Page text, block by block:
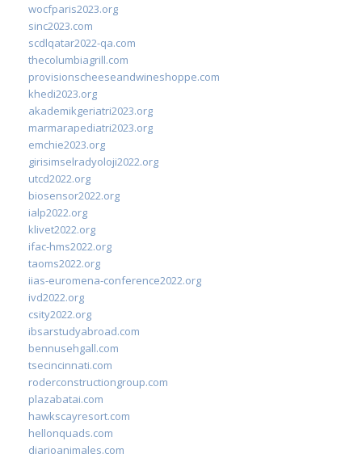
wocfparis2023.org
sinc2023.com
scdlqatar2022-qa.com
thecolumbiagrill.com
provisionscheeseandwineshoppe.com
khedi2023.org
akademikgeriatri2023.org
marmarapediatri2023.org
emchie2023.org
girisimselradyoloji2022.org
utcd2022.org
biosensor2022.org
ialp2022.org
klivet2022.org
ifac-hms2022.org
taoms2022.org
iias-euromena-conference2022.org
ivd2022.org
csity2022.org
ibsarstudyabroad.com
bennusehgall.com
tsecincinnati.com
roderconstructiongroup.com
plazabatai.com
hawkscayresort.com
hellonquads.com
diarioanimales.com